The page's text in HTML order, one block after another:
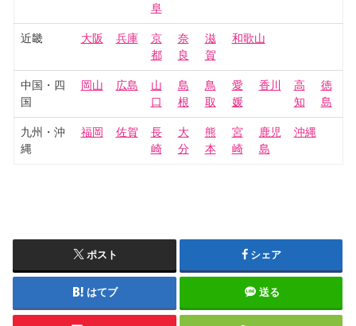
阜
近畿 大阪 兵庫
京
都
奈
良
滋
賀
和歌山
中国・四
国
岡山 広島
山
口
島
根
鳥
取
愛
媛
香川
高
知
徳
島
九州・沖
縄
福岡 佐賀
長
崎
大
分
熊
本
宮
崎
鹿児
島
沖縄
ポスト シェア
はてブ 送る